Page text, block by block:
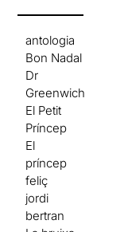
antologia
Bon Nadal
Dr
Greenwich
El Petit
Príncep
El
príncep
feliç
jordi
bertran